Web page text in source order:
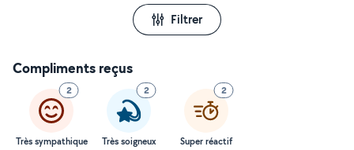
Filtrer
Compliments reçus
2
Très sympathique
2
Très soigneux
2
Super réactif